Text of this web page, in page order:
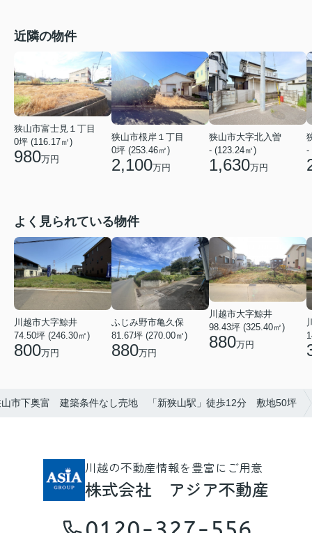
近隣の物件
狭山市富士見１丁目
0坪 (116.17㎡)
980万円
狭山市根岸１丁目
0坪 (253.46㎡)
2,100万円
狭山市大字北入曽
- (123.24㎡)
1,630万円
-
よく見られている物件
川越市大字鯨井
74.50坪 (246.30㎡)
800万円
ふじみ野市亀久保
81.67坪 (270.00㎡)
880万円
川越市大字鯨井
98.43坪 (325.40㎡)
880万円
山市下奥富 建築条件なし売地 「新狭山駅」徒歩12分 敷地50坪
川越の不動産情報を豊富にご用意
株式会社 アジア不動産